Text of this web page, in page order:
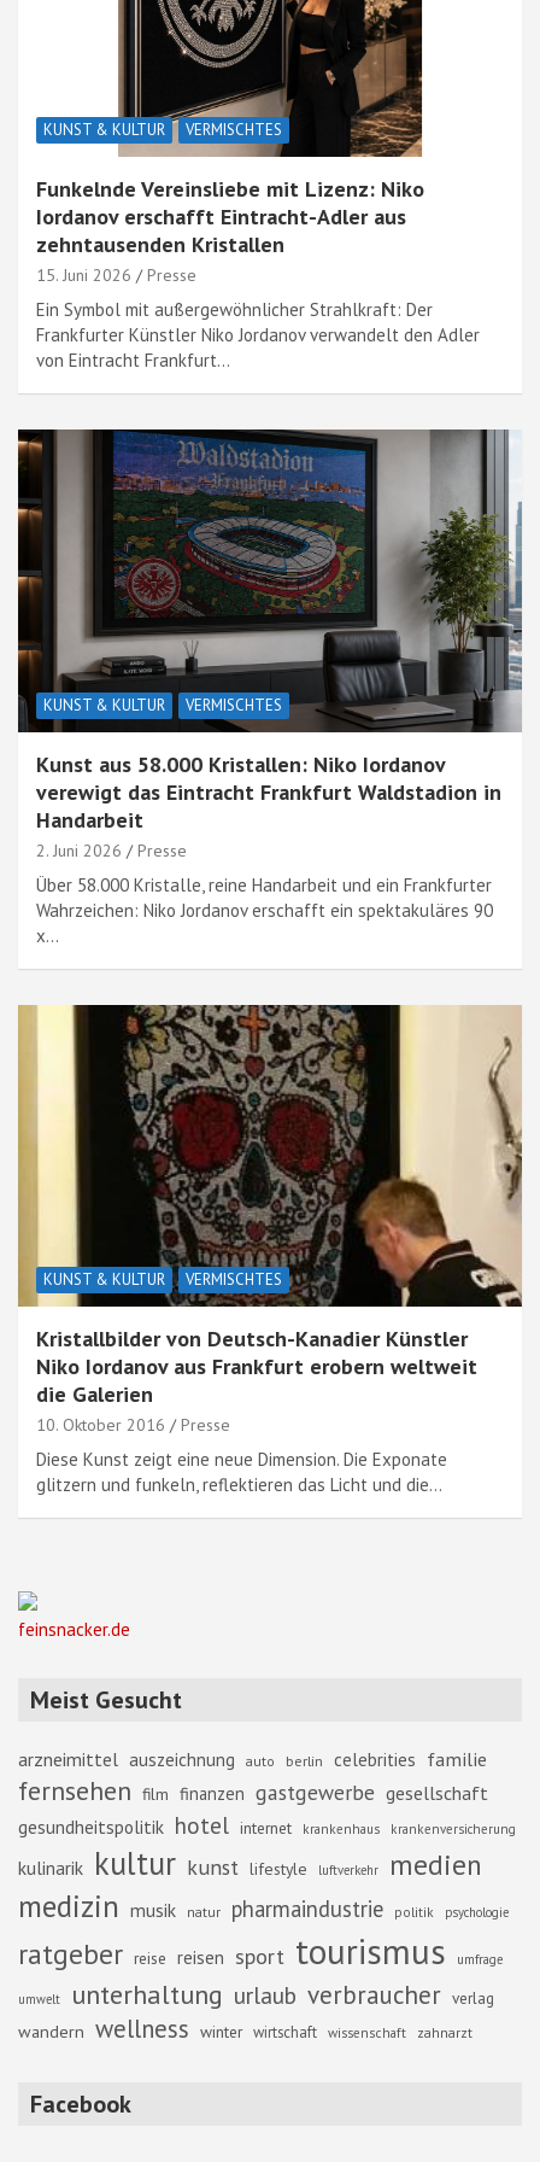
KUNST & KULTUR VERMISCHTES
Funkelnde Vereinsliebe mit Lizenz: Niko
Iordanov erschafft Eintracht-Adler aus
zehntausenden Kristallen
15. Juni 2026 Presse
Ein Symbol mit außergewöhnlicher Strahlkraft: Der
Frankfurter Künstler Niko Jordanov verwandelt den Adler
von Eintracht Frankfurt…
KUNST & KULTUR VERMISCHTES
Kunst aus 58.000 Kristallen: Niko Iordanov
verewigt das Eintracht Frankfurt Waldstadion in
Handarbeit
2. Juni 2026 Presse
Über 58.000 Kristalle, reine Handarbeit und ein Frankfurter
Wahrzeichen: Niko Jordanov erschafft ein spektakuläres 90
x…
KUNST & KULTUR VERMISCHTES
Kristallbilder von Deutsch-Kanadier Künstler
Niko Iordanov aus Frankfurt erobern weltweit
die Galerien
10. Oktober 2016 Presse
Diese Kunst zeigt eine neue Dimension. Die Exponate
glitzern und funkeln, reflektieren das Licht und die…
feinsnacker.de
Meist Gesucht
arzneimittel auszeichnung auto berlin celebrities familie
fernsehen film finanzen gastgewerbe gesellschaft
gesundheitspolitik hotel internet krankenhaus krankenversicherung
kulinarik kultur kunst lifestyle luftverkehr medien
medizin musik natur pharmaindustrie politik psychologie
ratgeber reise reisen sport tourismus umfrage
umwelt unterhaltung urlaub verbraucher verlag
wandern wellness winter wirtschaft wissenschaft zahnarzt
Facebook